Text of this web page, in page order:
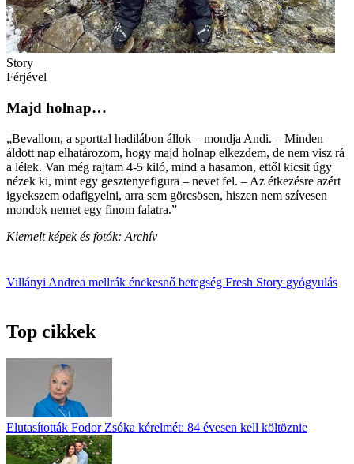
Story
Férjével
Majd holnap…
„Bevallom, a sporttal hadilábon állok – mondja Andi. – Minden
áldott nap elhatározom, hogy majd holnap elkezdem, de nem visz rá
a lélek. Van még rajtam 4-5 kiló, mind a hasamon, ettől kicsit úgy
nézek ki, mint egy gesztenyefigura – nevet fel. – Az étkezésre azért
igyekszem odafigyelni, arra sem görcsösen, hiszen nem szívesen
mondok nemet egy finom falatra.”
Kiemelt képek és fotók: Archív
Villányi Andrea mellrák énekesnő betegség Fresh Story gyógyulás
Top cikkek
Elutasították Fodor Zsóka kérelmét: 84 évesen kell költöznie